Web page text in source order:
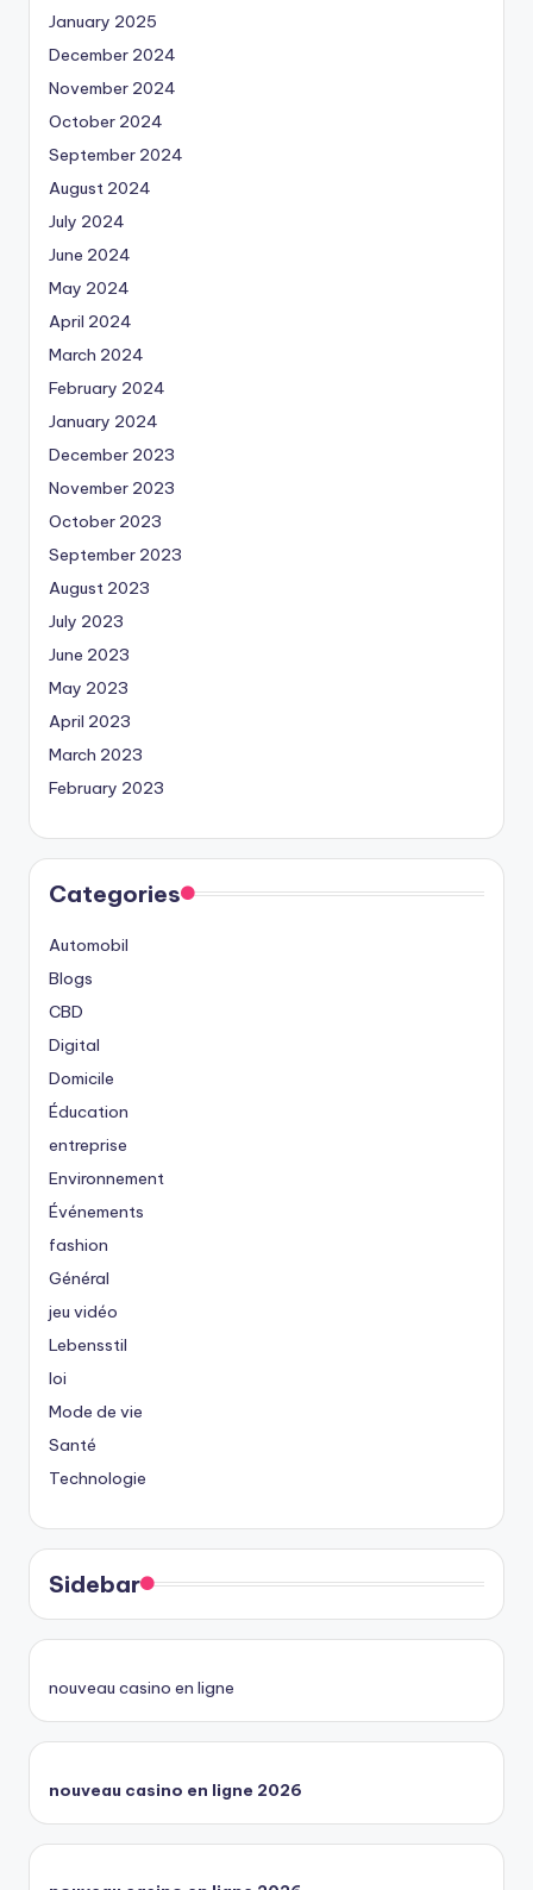
January 2025
December 2024
November 2024
October 2024
September 2024
August 2024
July 2024
June 2024
May 2024
April 2024
March 2024
February 2024
January 2024
December 2023
November 2023
October 2023
September 2023
August 2023
July 2023
June 2023
May 2023
April 2023
March 2023
February 2023
Categories
Automobil
Blogs
CBD
Digital
Domicile
Éducation
entreprise
Environnement
Événements
fashion
Général
jeu vidéo
Lebensstil
loi
Mode de vie
Santé
Technologie
Sidebar
nouveau casino en ligne
nouveau casino en ligne 2026